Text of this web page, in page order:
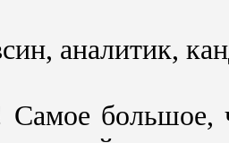
аналитик,
большое,